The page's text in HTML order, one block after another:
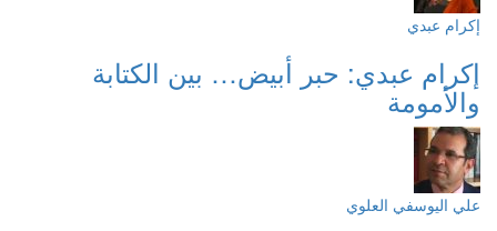
إكرام عبدي
إكرام عبدي: حبر أبيض… بين الكتابة
والأمومة
علي اليوسفي العلوي